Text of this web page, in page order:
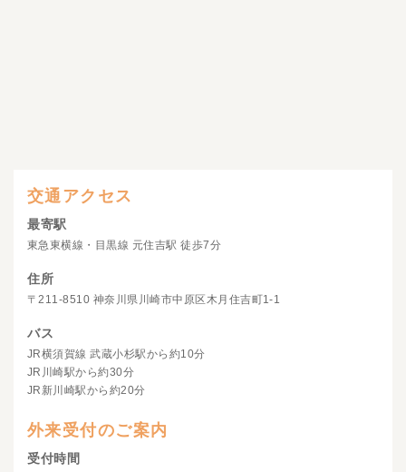
交通アクセス
最寄駅
東急東横線・目黒線 元住吉駅 徒歩7分
住所
〒211-8510 神奈川県川崎市中原区木月住吉町1-1
バス
JR横須賀線 武蔵小杉駅から約10分
JR川崎駅から約30分
JR新川崎駅から約20分
外来受付のご案内
受付時間